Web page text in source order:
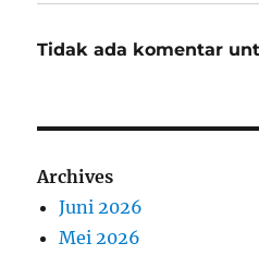
Tidak ada komentar
Archives
Juni 2026
Mei 2026